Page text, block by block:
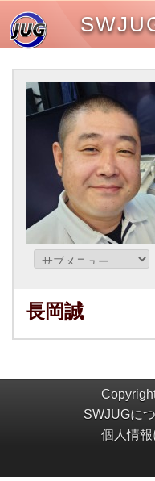
長岡誠
SWJUGに
個人情